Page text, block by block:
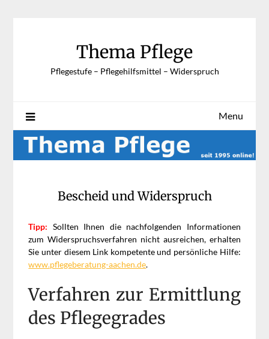
Thema Pflege
Pflegestufe – Pflegehilfsmittel – Widerspruch
Menu
Bescheid und Widerspruch
Tipp: Sollten Ihnen die nachfolgenden Informationen
zum Widerspruchsverfahren nicht ausreichen, erhalten
Sie unter diesem Link kompetente und persönliche Hilfe:
www.pflegeberatung-aachen.de.
Verfahren zur Ermittlung
des Pflegegrades